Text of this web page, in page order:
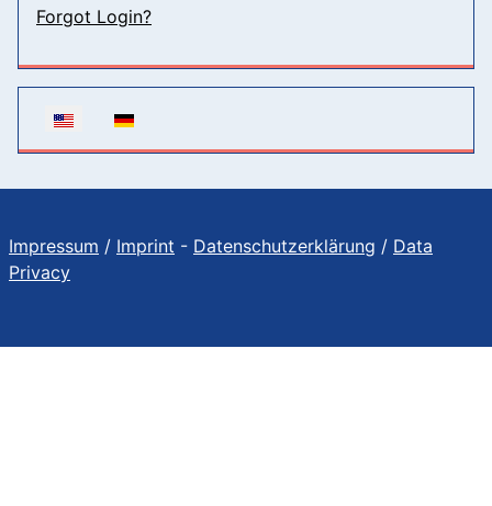
Forgot Login?
Select your language
Impressum / Imprint - Datenschutzerklärung / Data
Privacy